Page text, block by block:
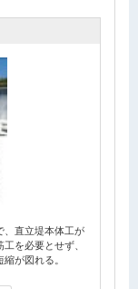
、直立堤本体工が
を必要とせず、
が図れる。